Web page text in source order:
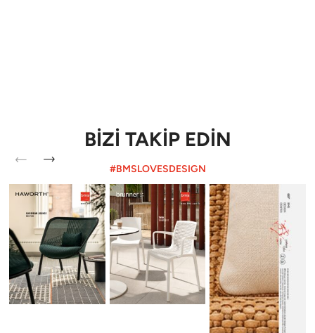
BİZİ TAKİP EDİN
#BMSLOVESDESIGN